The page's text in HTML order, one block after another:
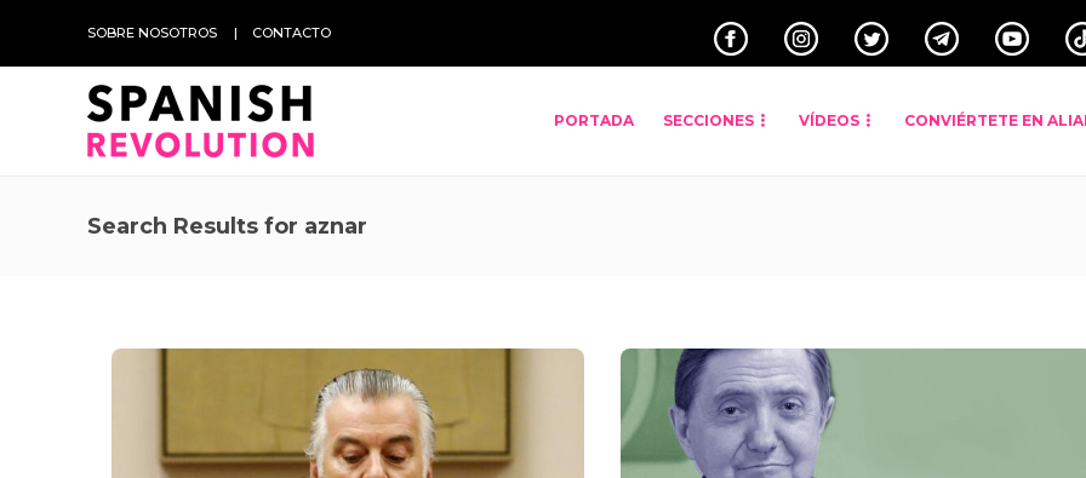
SOBRE NOSOTROS CONTACTO
PORTADA SECCIONES VÍDEOS CONVIÉRTETE EN
Search Results for aznar